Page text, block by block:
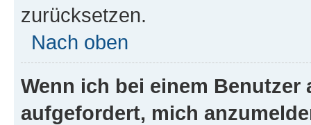
zurücksetzen.
Nach oben
Wenn ich bei einem
aufgefordert, mich